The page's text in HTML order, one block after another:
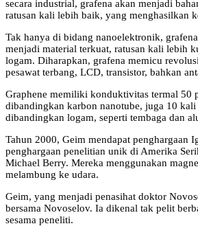
secara industrial, grafena akan menjadi
ratusan kali lebih baik, yang menghasilkan
Tak hanya di bidang nanoelektronik,
menjadi material terkuat, ratusan kali lebih
logam. Diharapkan, grafena memicu
pesawat terbang, LCD, transistor, bahkan
Graphene memiliki konduktivitas termal 50
dibandingkan karbon nanotube, juga 10
dibandingkan logam, seperti tembaga dan
Tahun 2000, Geim mendapat penghargaan
penghargaan penelitian unik di Amerika
Michael Berry. Mereka menggunakan
melambung ke udara.
Geim, yang menjadi penasihat doktor
bersama Novoselov. Ia dikenal tak pelit
sesama peneliti.